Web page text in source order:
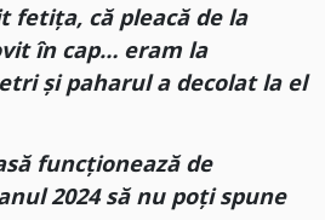
fetița, că pleacă de la
în cap… eram la
și paharul a decolat la el
funcționează de
2024 să nu poți spune